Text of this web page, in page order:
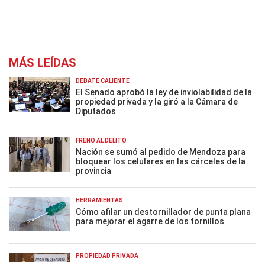
MÁS LEÍDAS
DEBATE CALIENTE
El Senado aprobó la ley de inviolabilidad de la
propiedad privada y la giró a la Cámara de
Diputados
FRENO AL DELITO
Nación se sumó al pedido de Mendoza para
bloquear los celulares en las cárceles de la
provincia
HERRAMIENTAS
Cómo afilar un destornillador de punta plana
para mejorar el agarre de los tornillos
PROPIEDAD PRIVADA